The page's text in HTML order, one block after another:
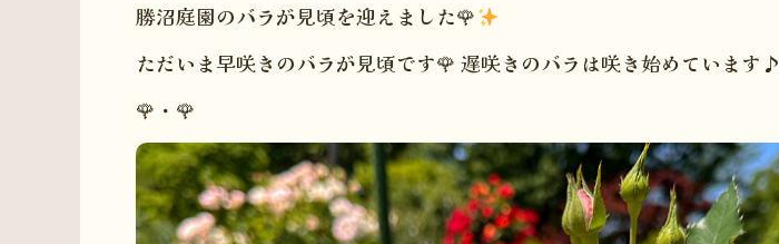
勝沼庭園のバラが見頃を迎えました🌹
ただいま早咲きのバラが見頃です🌹 遅咲きのバラは咲き始めています♪
🌹・🌹